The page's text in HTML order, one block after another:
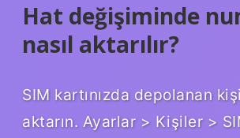
Hat değişiminde
nasıl aktarılır?
SIM kartınızda depolanan
aktarın. Ayarlar > Kişiler >